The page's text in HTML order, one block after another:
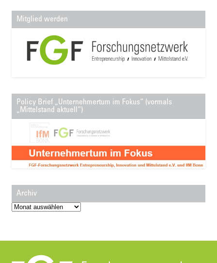
Mitglied werden
Policy Brief „Unternehmertum im Fokus“ (vormals
„Mittelstand aktuell“)
Archiv
Archiv